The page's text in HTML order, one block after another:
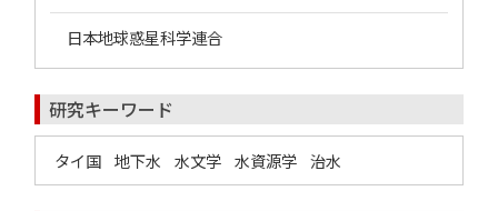
日本地球惑星科学連合
研究キーワード
タイ国 地下水 水文学 水資源学 治水